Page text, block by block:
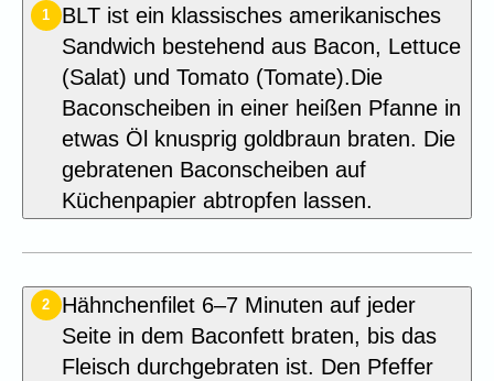
1
BLT ist ein klassisches amerikanisches
Sandwich bestehend aus Bacon, Lettuce
(Salat) und Tomato (Tomate).Die
Baconscheiben in einer heißen Pfanne in
etwas Öl knusprig goldbraun braten. Die
gebratenen Baconscheiben auf
Küchenpapier abtropfen lassen.
2
Hähnchenfilet 6–7 Minuten auf jeder
Seite in dem Baconfett braten, bis das
Fleisch durchgebraten ist. Den Pfeffer